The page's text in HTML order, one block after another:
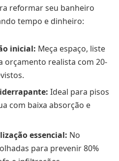
reformar seu banheiro
tempo e dinheiro:
inicial: Meça espaço, liste
orçamento realista com 20-
Ideal para pisos
com baixa absorção e
essencial: No
para prevenir 80%